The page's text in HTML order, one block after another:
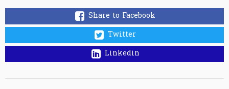
Share to Facebook
Twitter
Linkedin